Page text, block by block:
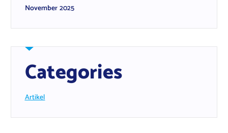
November 2025
Categories
Artikel